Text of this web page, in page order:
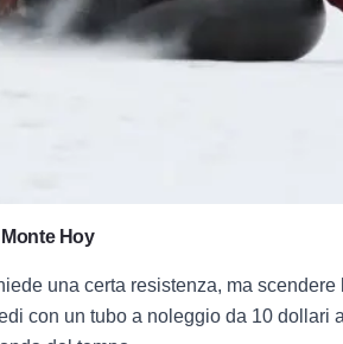
Hoy
una certa resistenza, ma
con un tubo a noleggio da 10 dollari